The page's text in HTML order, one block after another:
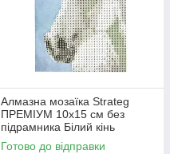
Алмазна мозаїка Strateg
ПРЕМІУМ 10х15 см без
підрамника Білий кінь
(YAB14431)
Готово до відправки